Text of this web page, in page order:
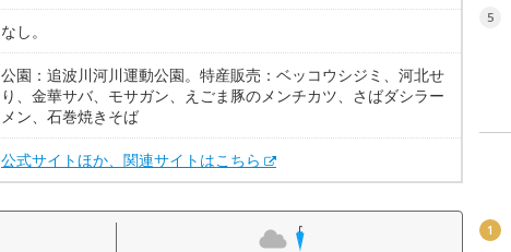
なし。
公園：追波川河川運動公園。特産販売：ベッコウシジミ、河北せ
り、金華サバ、モサガン、えごま豚のメンチカツ、さばダシラー
メン、石巻焼きそば
公式サイトほか、関連サイトはこちら
5
1